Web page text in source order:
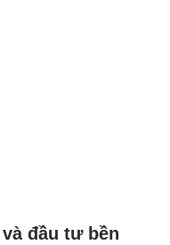
đầu tư bền